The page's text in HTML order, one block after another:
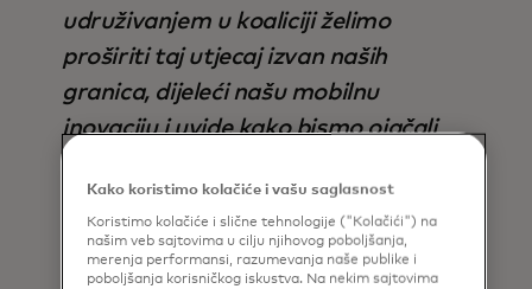
udruživanjem u koaliciji želimo
proširiti taj utjecaj izvan naših
granica, dijeleći našu mobilnu
inovaciju i uvide kako bismo ojačali
razvoju. Radujemo se što ćemo učiti
od ostalih članova koalicije čije će
raznovrsne iskustva i najbolje prakse
Kako koristimo kolačiće i vašu saglasnost
Koristimo kolačiće i slične tehnologije ("Kolačići") na
našim veb sajtovima u cilju njihovog poboljšanja,
merenja performansi, razumevanja naše publike i
poboljšanja korisničkog iskustva. Na nekim sajtovima